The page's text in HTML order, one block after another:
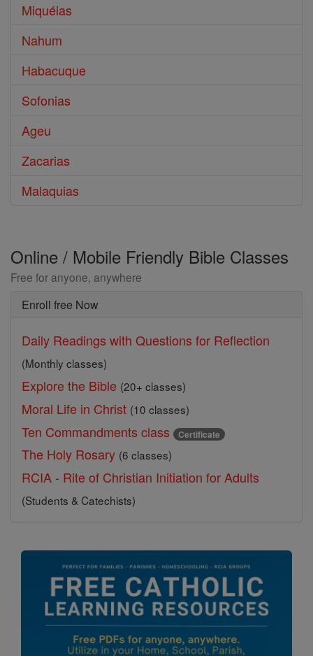
Miquéias
Nahum
Habacuque
Sofonias
Ageu
Zacarias
Malaquias
Online / Mobile Friendly Bible Classes
Free for anyone, anywhere
Enroll free Now
Daily Readings with Questions for Reflection
(Monthly classes)
Explore the Bible (20+ classes)
Moral Life in Christ (10 classes)
Ten Commandments class Certificate
The Holy Rosary (6 classes)
RCIA - Rite of Christian Initiation for Adults
(Students & Catechists)